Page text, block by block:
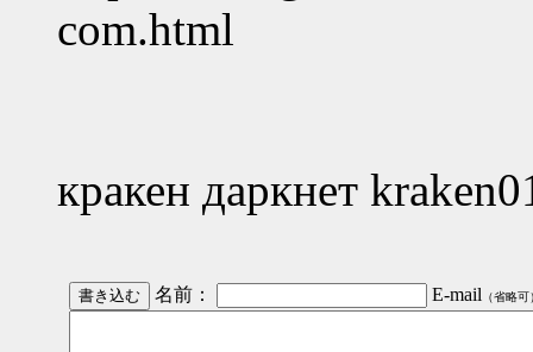
com.html
кракен даркнет
名前： E-mail （省略可